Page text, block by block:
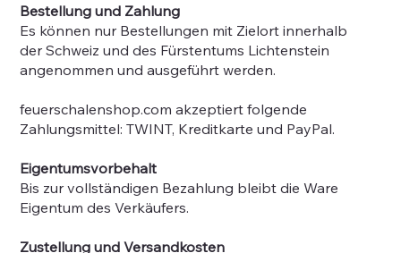
Bestellung und Zahlung
Es können nur Bestellungen mit Zielort innerhalb
der Schweiz und des Fürstentums Lichtenstein
angenommen und ausgeführt werden.
feuerschalenshop.com akzeptiert folgende
Zahlungsmittel: TWINT, Kreditkarte und PayPal.
Eigentumsvorbehalt
Bis zur vollständigen Bezahlung bleibt die Ware
Eigentum des Verkäufers.
Zustellung und Versandkosten